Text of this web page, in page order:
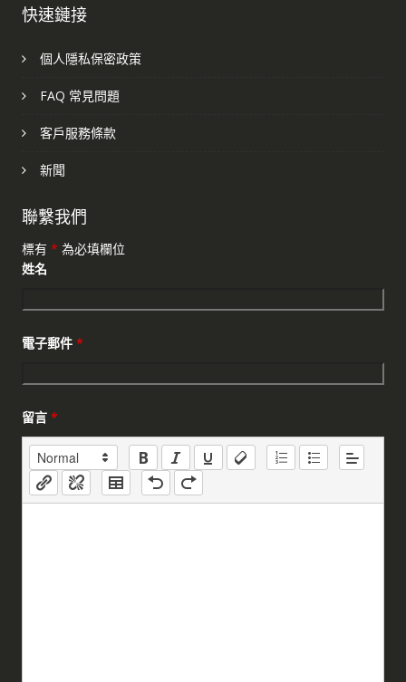
快速鏈接
個人隱私保密政策
FAQ 常見問題
客戶服務條款
新聞
聯繫我們
標有 * 為必填欄位
姓名
電子郵件 *
留言 *